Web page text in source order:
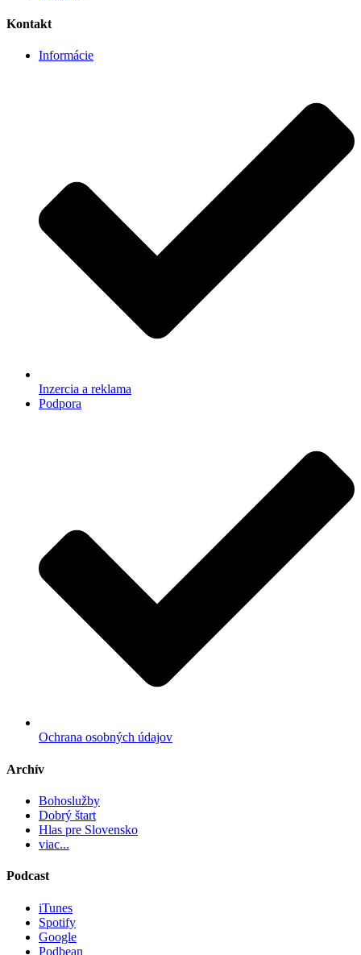
Kontakt
Informácie
Inzercia a reklama
Podpora
Ochrana osobných údajov
Archív
Bohoslužby
Dobrý štart
Hlas pre Slovensko
viac...
Podcast
iTunes
Spotify
Google
Podbean